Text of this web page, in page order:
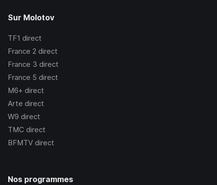
Sur Molotov
TF1 direct
France 2 direct
France 3 direct
France 5 direct
M6+ direct
Arte direct
W9 direct
TMC direct
BFMTV direct
Nos programmes